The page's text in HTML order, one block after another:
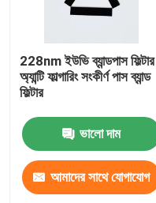
228nm ইউভি ব্যান্ডপাস ফিল্টার
অ্যান্টি ফাল্গারিং সংকীর্ণ পাস ব্যান্ড
ফিল্টার
ভালো দাম
আমাদের সাথে যোগাযোগ